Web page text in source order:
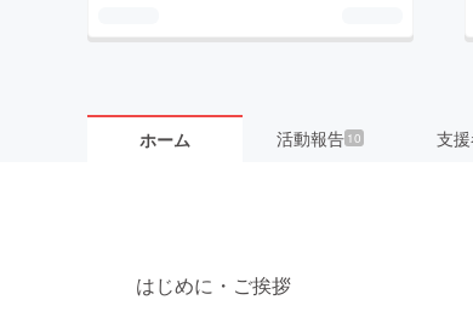
ホーム 活動報告 10 支
はじめに・ご挨拶